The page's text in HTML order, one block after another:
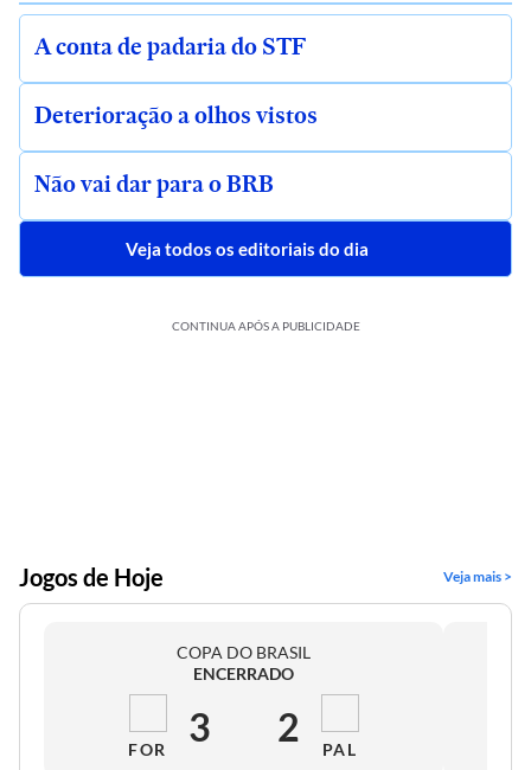
A conta de padaria do STF
Deterioração a olhos vistos
Não vai dar para o BRB
Veja todos os editoriais do dia
CONTINUA APÓS A PUBLICIDADE
Jogos de Hoje Veja mais >
COPA DO BRASIL
ENCERRADO
FOR 3 2 PAL